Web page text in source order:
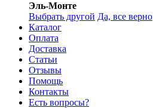
Эль-Монте
Выбрать другой Да, все верно
Каталог
Оплата
Доставка
Статьи
Отзывы
Помощь
Контакты
Есть вопросы?